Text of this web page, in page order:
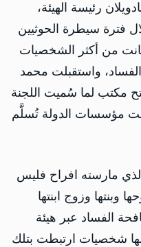
رئيسة الهيئة،
فترة سيطرة الحوثيين
الدولة ٢٠١٤م كانت من أكثر الشخصيات
واستقبلت محمد
مكتب لما سُميت اللجنة
مؤسسات الدولة تُسلَّم
مارسته افراح فليس
وبنتها وزوج ابنتها
الفساد عبر هيئة
شخصيات ارتبطت بتلك